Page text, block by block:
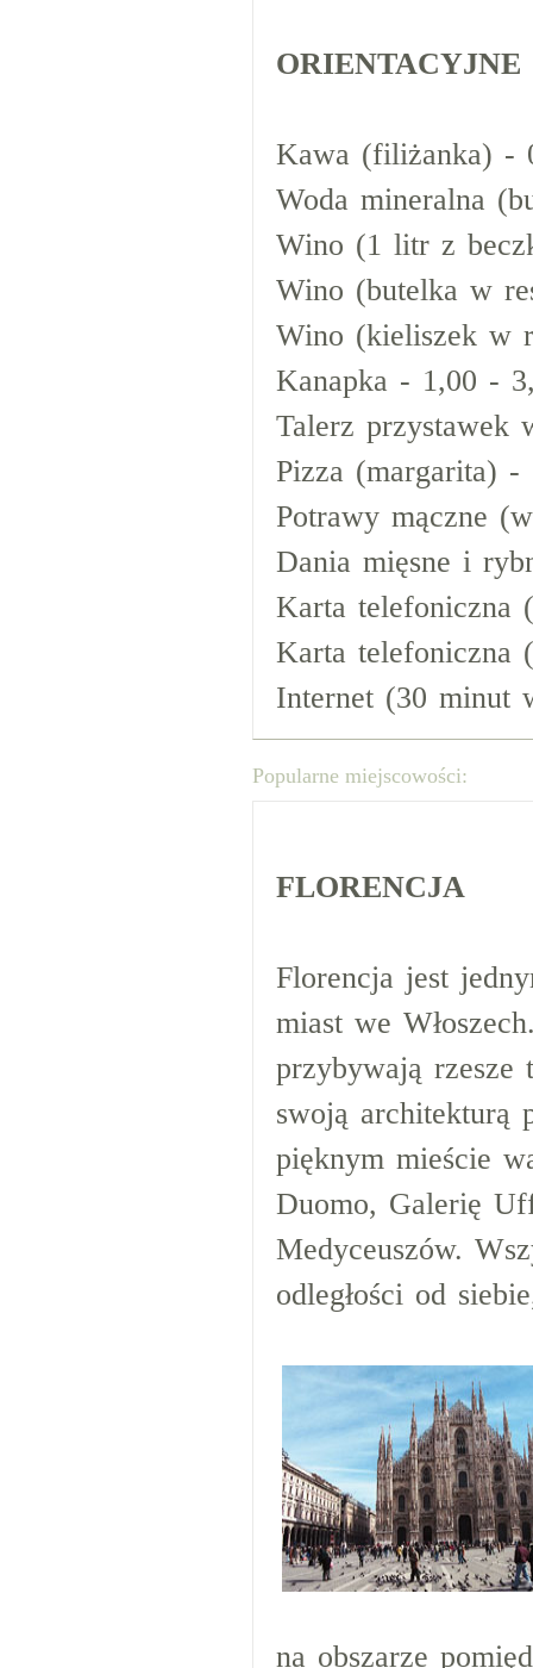
Kawa (filiżanka) -
Woda mineralna
Wino (1 litr z
Wino (butelka w
Wino (kieliszek w
Kanapka - 1,00 -
Talerz przystawek
Pizza (margarita) -
Potrawy mączne
Dania mięsne i
Karta telefoniczna
Karta telefoniczna
Internet (30 minut
Popularne miejscowości:
FLORENCJA
Florencja jest
miast we
przybywają rzesze
swoją architekturą
pięknym mieście
Duomo, Galerię
Medyceuszów.
odległości od
na obszarze